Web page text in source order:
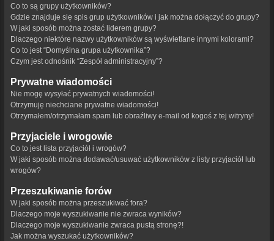
Co to są grupy użytkowników?
Gdzie znajduje się spis grup użytkowników i jak można dołączyć do grupy?
W jaki sposób można zostać liderem grupy?
Dlaczego niektóre nazwy użytkowników są wyświetlane innymi kolorami?
Co to jest “Domyślna grupa użytkownika”?
Czym jest odnośnik “Zespół administracyjny”?
Prywatne wiadomości
Nie mogę wysyłać prywatnych wiadomości!
Otrzymuję niechciane prywatne wiadomości!
Otrzymałem/otrzymałam spam lub obraźliwy e-mail od kogoś z tej witryny!
Przyjaciele i wrogowie
Co to jest lista przyjaciół i wrogów?
W jaki sposób można dodawać/usuwać użytkowników z listy przyjaciół lub
wrogów?
Przeszukiwanie forów
W jaki sposób można przeszukiwać fora?
Dlaczego moje wyszukiwanie nie zwraca wyników?
Dlaczego moje wyszukiwanie zwraca pustą stronę?!
Jak można wyszukać użytkowników?